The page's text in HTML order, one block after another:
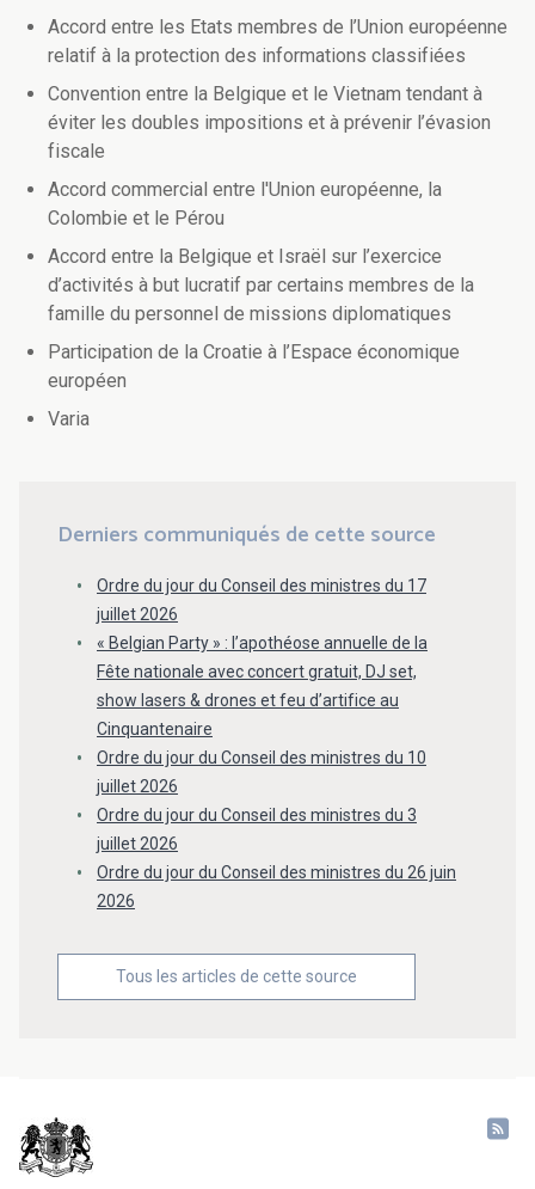
Accord entre les Etats membres de l’Union européenne
relatif à la protection des informations classifiées
Convention entre la Belgique et le Vietnam tendant à
éviter les doubles impositions et à prévenir l’évasion
fiscale
Accord commercial entre l'Union européenne, la
Colombie et le Pérou
Accord entre la Belgique et Israël sur l’exercice
d’activités à but lucratif par certains membres de la
famille du personnel de missions diplomatiques
Participation de la Croatie à l’Espace économique
européen
Varia
Derniers communiqués de cette source
Ordre du jour du Conseil des ministres du 17
juillet 2026
« Belgian Party » : l’apothéose annuelle de la
Fête nationale avec concert gratuit, DJ set,
show lasers & drones et feu d’artifice au
Cinquantenaire
Ordre du jour du Conseil des ministres du 10
juillet 2026
Ordre du jour du Conseil des ministres du 3
juillet 2026
Ordre du jour du Conseil des ministres du 26 juin
2026
Tous les articles de cette source